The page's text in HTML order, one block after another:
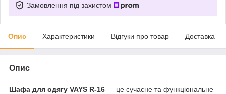
Замовлення під захистом
Опис Характеристики Відгуки про товар Доставка
Опис
Шафа для одягу VAYS R-16 — це сучасне та функціональне